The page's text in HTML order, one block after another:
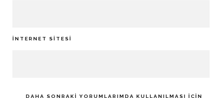
İNTERNET SITESI
DAHA SONRAKI YORUMLARIMDA KULLANILMASI IÇIN